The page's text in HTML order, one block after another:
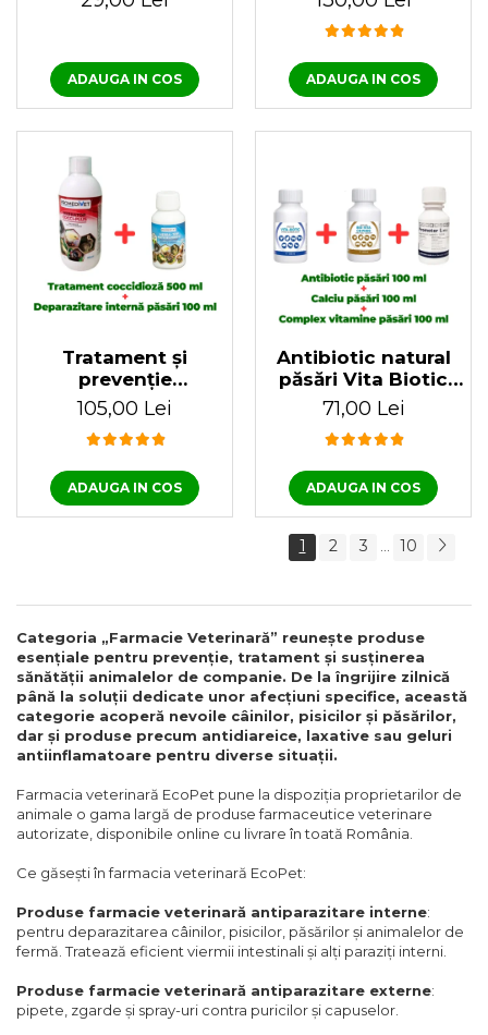
kg) 65 cm
ADAUGA IN COS
pentru păsări Bio
Multivita, 1 Litru
ADAUGA IN COS
Tratament și
prevenție
coccidioză, Herba
Top Cocci-Plus 500
ml + Antiparazitar
intern pentru păsări
Herba Top
Antihelmintic 100 ml
105,00 Lei
ADAUGA IN COS
Antibiotic natural
păsări Vita Biotic
100 ml + Calciu
pentru păsări Bio
Vita CD Phos 100 ml
+ Complex nutritiv
Promotor L 47.0 100
ml
71,00 Lei
ADAUGA IN COS
1 2 3 10
Categoria „Farmacie Veterinară” reunește produse
esențiale pentru prevenție, tratament și susținerea
sănătății animalelor de companie. De la îngrijire zilnică
până la soluții dedicate unor afecțiuni specifice, această
categorie acoperă nevoile câinilor, pisicilor și păsărilor,
dar și produse precum antidiareice, laxative sau geluri
antiinflamatoare pentru diverse situații.
Farmacia veterinară EcoPet pune la dispoziția proprietarilor de
animale o gama largă de produse farmaceutice veterinare
autorizate, disponibile online cu livrare în toată România.
Ce găsești în farmacia veterinară EcoPet:
Produse farmacie veterinară antiparazitare interne:
pentru deparazitarea câinilor, pisicilor, păsărilor și animalelor de
fermă. Tratează eficient viermii intestinali și alți paraziți interni.
Produse farmacie veterinară antiparazitare externe:
pipete, zgarde și spray-uri contra puricilor și capuselor.